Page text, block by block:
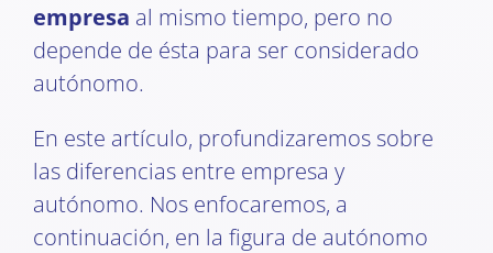
empresa al mismo tiempo, pero no
depende de ésta para ser considerado
autónomo.
En este artículo, profundizaremos sobre
las diferencias entre empresa y
autónomo. Nos enfocaremos, a
continuación, en la figura de autónomo